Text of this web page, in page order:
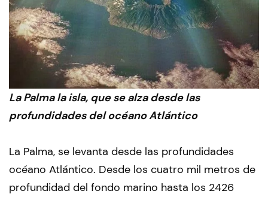
La Palma la isla, que se alza desde las
profundidades del océano Atlántico
La Palma, se levanta desde las profundidades
océano Atlántico. Desde los cuatro mil metros de
profundidad del fondo marino hasta los 2426